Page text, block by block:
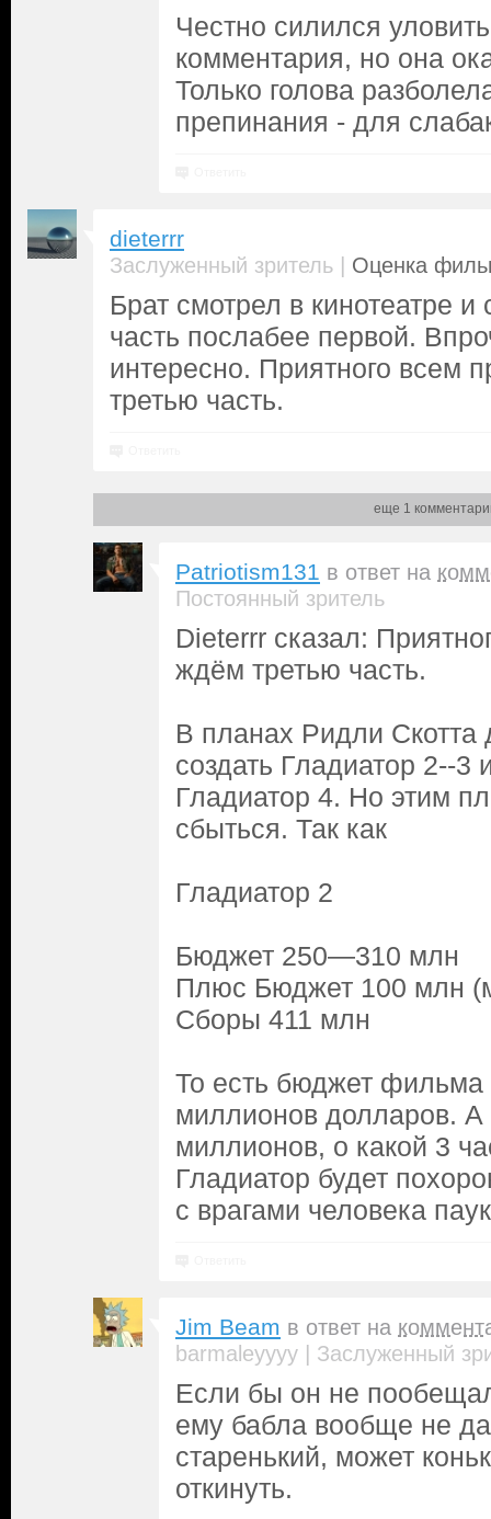
Честно силился уловить
комментария, но она
Только голова
препинания - для
dieterrr
Заслуженный зритель | Оценка
Брат смотрел в кинотеатре и
часть послабее первой.
интересно. Приятного всем
третью часть.
еще 1
Patriotism131 в ответ на
Постоянный зритель
Dieterrr сказал:
ждём третью часть.
В планах Ридли Скотта
создать Гладиатор 2--3
Гладиатор 4. Но этим
сбыться. Так как
Гладиатор 2
Бюджет 250—310 млн
Плюс Бюджет 100 млн
Сборы 411 млн
То есть бюджет фильма
миллионов долларов.
миллионов, о какой 3
Гладиатор будет
с врагами человека
Jim Beam в ответ на
barmaleyyyy | Заслуженный
Если бы он не
ему бабла вообще не
старенький, может
откинуть.